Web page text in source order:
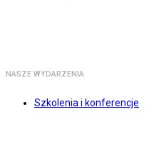
NASZE WYDARZENIA
Szkolenia i konferencje